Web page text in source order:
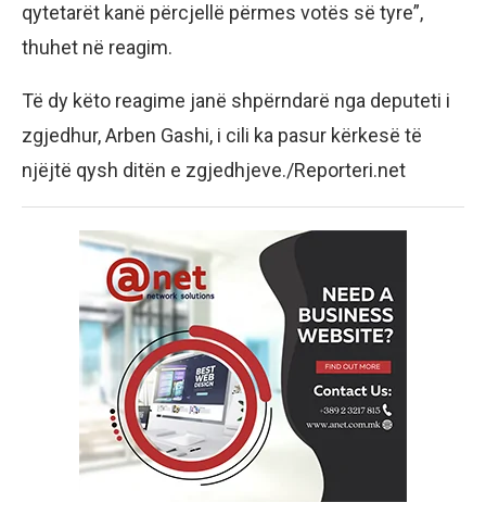
qytetarët kanë përcjellë përmes votës së tyre”,
thuhet në reagim.
Të dy këto reagime janë shpërndarë nga deputeti i
zgjedhur, Arben Gashi, i cili ka pasur kërkesë të
njëjtë qysh ditën e zgjedhjeve./Reporteri.net